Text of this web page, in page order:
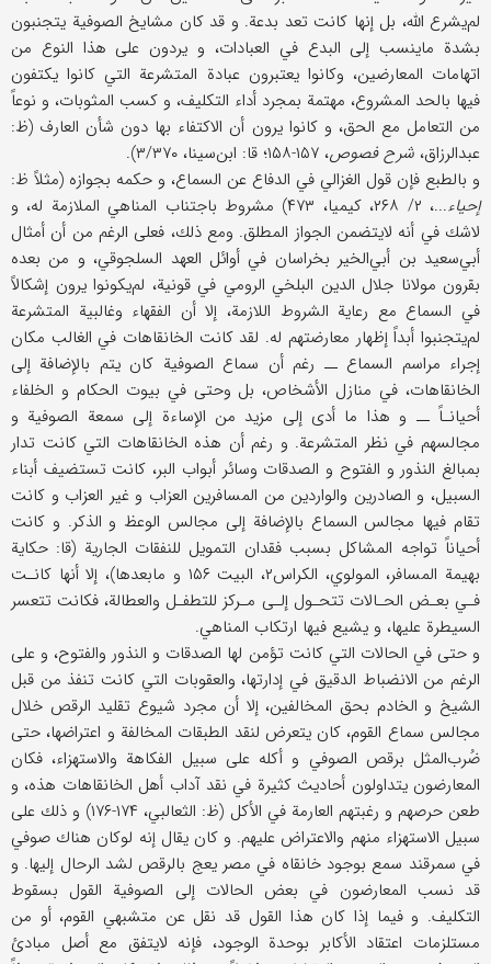
لم‌يشرع الله، بل إنها كانت تعد بدعة. و قد كان مشايخ الصوفية يتجنبون
بشدة ماينسب إلى البدع في العبادات، و يردون على هذا النوع من
اتهامات المعارضين، وكانوا يعتبرون عبادة المتشرعة التي كانوا يكتفون
فيها بالحد المشروع، مهتمة بمجرد أداء التكليف، و كسب المثوبات، و نوعاً
من التعامل مع الحق، و كانوا يرون أن الاكتفاء بها دون شأن العارف (ظ:
عبدالرزاق، شرح فصوص، ۱۵۷-۱۵۸؛ قا: ابن‌سينا، ۳/۳۷۰).
و بالطبع فإن قول الغزالي في الدفاع عن السماع، و حكمه بجوازه (مثلاً ظ:
إحياء
...، ۲/ ۲۶۸، كيميا، ۴۷۳) مشروط باجتناب المناهي الملازمة له، و
لاشك في أنه لايتضمن الجواز المطلق. ومع ذلك، فعلى الرغم من أن أمثال
أبي‌سعيد بن أبي‌الخير بخراسان في أوائل العهد السلجوقي، و من بعده
بقرون مولانا جلال الدين البلخي الرومي في قونية، لم‌يكونوا يرون إشكالاً
في السماع مع رعاية الشروط اللازمة، إلا أن الفقهاء وغالبية المتشرعة
لم‌‌يتجنبوا أبداً إظهار معارضتهم له. لقد كانت الخانقاهات في الغالب مكان
إجراء مراسم السماع ــ رغم أن سماع الصوفية كان يتم بالإضافة إلى
الخانقاهات، في منازل الأشخاص، بل وحتى في بيوت الحكام و الخلفاء
أحيانـاً ــ و هذا ما أدى إلى مزيد من الإساءة إلى سمعة الصوفية و
مجالسهم في نظر المتشرعة. و رغم أن هذه الخانقاهات التي كانت تدار
بمبالغ النذور و الفتوح و الصدقات وسائر أبواب البر، كانت تستضيف أبناء
السبيل، و الصادرين والواردين من المسافرين العزاب و غير العزاب و كانت
تقام فيها مجالس السماع بالإضافة إلى مجالس الوعظ و الذكر. و كانت
أحياناً تواجه المشاكل بسبب فقدان التمويل للنفقات الجارية (قا: حكاية
بهيمة المسافر، المولوي، الكراس۲، البيت ۱۵۶ و ما‌بعدها)، إلا أنها كانـت
فـي بعـض الحـالات تتحـول إلـى مـركز للتطفـل والعطالة، فكانت تتعسر
السيطرة عليها، و يشيع فيها ارتكاب المناهي.
و حتى في الحالات التي كانت تؤمن لها الصدقات و النذور والفتوح، و على
الرغم من الانضباط الدقيق في إدارتها، والعقوبات التي كانت تنفذ من قبل
الشيخ و الخادم بحق المخالفين، إلا أن مجرد شيوع تقليد الرقص خلال
مجالس سماع القوم، كان يتعرض لنقد الطبقات المخالفة و اعتراضها، حتى
ضُرب‌المثل برقص الصوفي و أكله على سبيل الفكاهة والاستهزاء، فكان
المعارضون يتداولون أحاديث كثيرة في نقد آداب أهل الخانقاهات هذه، و
طعن حرصهم و رغبتهم العارمة في الأكل (ظ: الثعالبي، ۱۷۴-۱۷۶) و ذلك على
سبيل الاستهزاء منهم والاعتراض عليهم. و كان يقال إنه لوكان هناك صوفي
في سمرقند سمع بوجود خانقاه في مصر يعج بالرقص لشد الرحال إليها. و
قد نسب المعارضون في بعض الحالات إلى الصوفية القول بسقوط
التكليف. و فيما إذا كان هذا القول قد نقل عن متشبهي القوم، أو من
مستلزمات اعتقاد الأكابر بوحدة الوجود، فإنه لايتفق مع أصل مبادئ